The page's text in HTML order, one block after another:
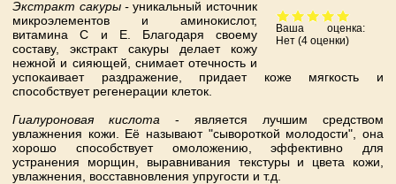
Ваша оценка:
Нет (4оценки)
Экстракт сакуры - уникальный источник
микроэлементов и аминокислот,
витамина С и Е. Благодаря своему
составу, экстракт сакуры делает кожу
нежной и сияющей, снимает отечность и
успокаивает раздражение, придает коже мягкость и
способствует регенерации клеток.
Гиалуроновая кислота - является лучшим средством
увлажнения кожи. Её называют "сывороткой молодости", она
хорошо способствует омоложению, эффективно для
устранения морщин, выравнивания текстуры и цвета кожи,
увлажнения, восставновления упругости и т.д.